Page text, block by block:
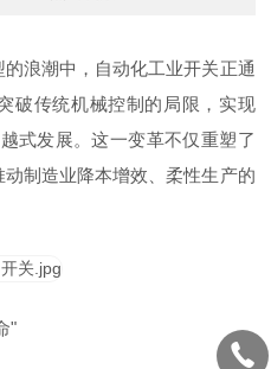
浪潮中，自动化工业开关正通
破传统机械控制的局限，实现
式发展。这一变革不仅重塑了
制造业降本增效、柔性生产的
"